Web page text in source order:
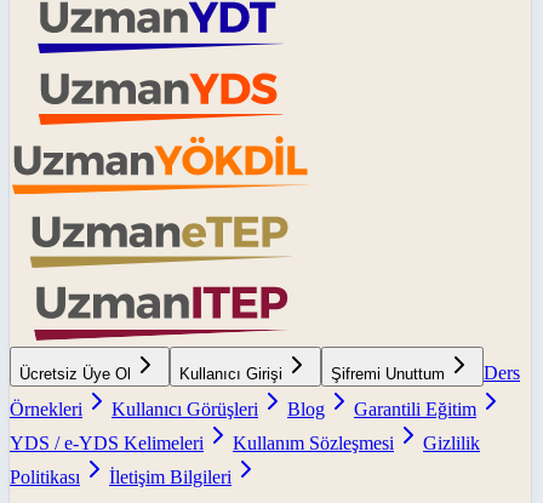
Ücretsiz Üye Ol Kullanıcı Girişi Şifremi Unuttum
Ders
Örnekleri
Kullanıcı Görüşleri Blog
Garantili Eğitim
YDS / e-YDS Kelimeleri
Kullanım Sözleşmesi
Gizlilik
Politikası
İletişim Bilgileri